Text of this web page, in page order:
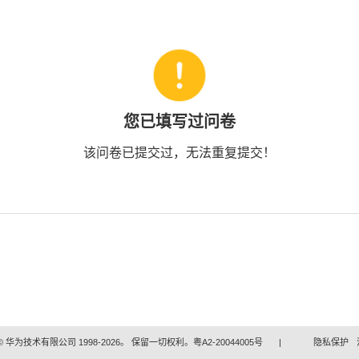
您已填写过问卷
该问卷已提交过，无法重复提交！
华为技术有限公司 1998-2026。 保留一切权利。粤A2-20044005号 | 隐私保护